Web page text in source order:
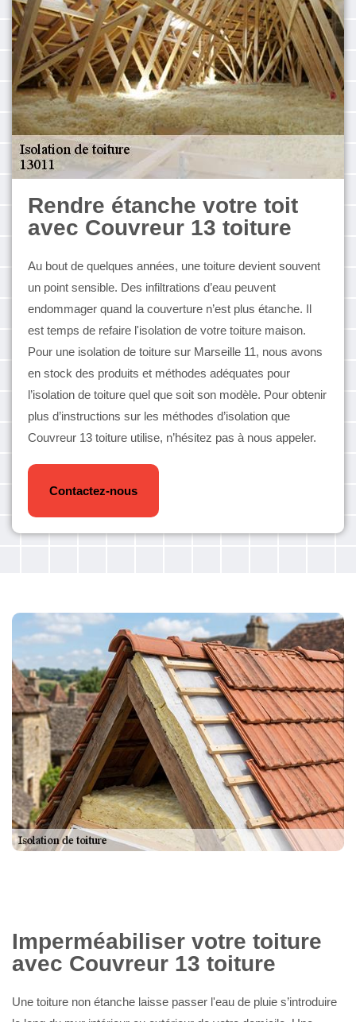
Rendre étanche votre toit
avec Couvreur 13 toiture
Au bout de quelques années, une toiture devient souvent
un point sensible. Des infiltrations d’eau peuvent
endommager quand la couverture n’est plus étanche. Il
est temps de refaire l'isolation de votre toiture maison.
Pour une isolation de toiture sur Marseille 11, nous avons
en stock des produits et méthodes adéquates pour
l’isolation de toiture quel que soit son modèle. Pour obtenir
plus d’instructions sur les méthodes d’isolation que
Couvreur 13 toiture utilise, n’hésitez pas à nous appeler.
Contactez-nous
Imperméabiliser votre toiture
avec Couvreur 13 toiture
Une toiture non étanche laisse passer l'eau de pluie s’introduire